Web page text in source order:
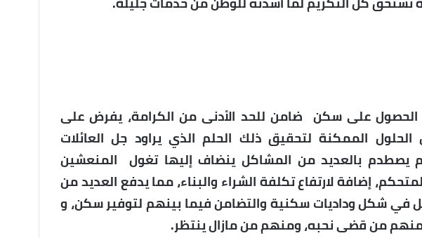
على سكن ضامن للحد الأدنى من الكرامة، يفرض على
الممكنة لتحقيق ذلك الحلم الذي يراود جل العائلات
يصطدم بالعديد من المشاكل ينضاف إليها تغول المنعشين
إضافة لارتفاع تكلفة الشراء والبناء، مما يدفع العديد من
في شكل وداديات سكنية والتضامن فيما بينهم لتوفير سكن، و
من قضى نحبه، ومنهم من مازال ينتظر.